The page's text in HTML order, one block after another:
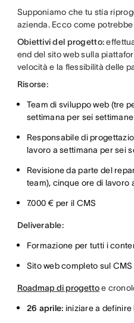
Supponiamo che tu stia
azienda. Ecco come
Obiettivi del progetto:
end del sito web sulla
velocità e la flessibilità delle
Risorse:
Team di sviluppo web (tre
settimana per sei settimane
Responsabile di
lavoro a settimana per sei
Revisione da parte del
team), cinque ore di lavoro
7.000 € per il CMS
Deliverable:
Formazione per tutti i
Sito web completo sul
Roadmap di progettoe
26 aprile: iniziare a definire